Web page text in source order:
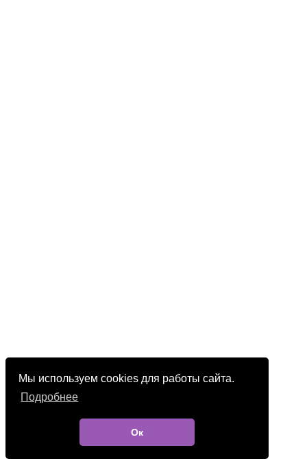
Мы используем cookies для работы сайта.
Подробнее
Ок